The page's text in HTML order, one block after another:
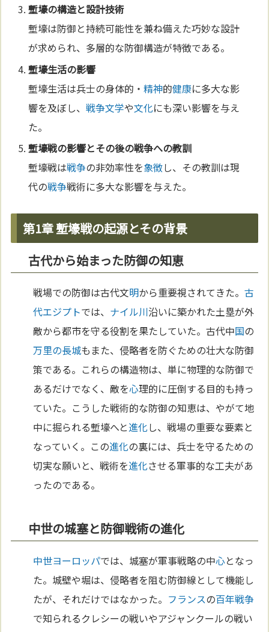
塹壕の構造と設計技術
塹壕は防御と持続可能性を兼ね備えた巧妙な設計
が求められ、多層的な防御構造が特徴である。
塹壕生活の影響
塹壕生活は兵士の身体的・精神的健康に多大な影
響を及ぼし、戦争文学や文化にも深い影響を与え
た。
塹壕戦の影響とその後の戦争への教訓
塹壕戦は戦争の非効率性を象徴し、その教訓は現
代の戦争戦術に多大な影響を与えた。
第1章 塹壕戦の起源とその背景
古代から始まった防御の知恵
戦場での防御は古代文明から重要視されてきた。古
代エジプトでは、 ナイル川沿いに築かれた土塁が外
敵から都市を守る役割を果たしていた。古代中国の
万里の長城もまた、侵略者を防ぐための壮大な防御
策である。これらの構造物は、単に物理的な防御で
あるだけでなく、敵を心理的に圧倒する目的も持っ
ていた。こうした戦術的な防御の知恵は、やがて地
中に掘られる塹壕へと進化し、戦場の重要な要素と
なっていく。この進化の裏には、兵士を守るための
切実な願いと、戦術を進化させる軍事的な工夫があ
ったのである。
中世の城塞と防御戦術の進化
中世ヨーロッパでは、城塞が軍事戦略の中心となっ
た。城壁や堀は、侵略者を阻む防御線として機能し
たが、それだけではなかった。 フランスの百年戦争
で知られるクレシーの戦いやアジャンクールの戦い